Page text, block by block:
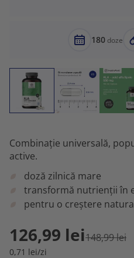
180doze
Combinație universală,
active.
doză zilnică mare
transformă nutrienții în
pentru o creștere
126,99 lei148,99 lei
0,71 lei/zi